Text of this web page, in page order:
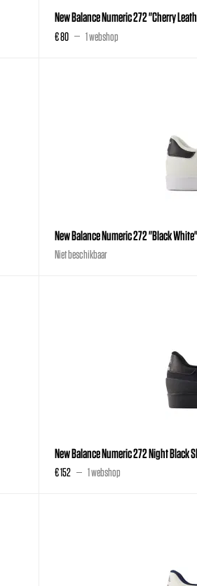
New Balance Numeric 272 "Cherry
€ 80 1 webshop
New Balance Numeric 272 "Black
Niet beschikbaar
New Balance Numeric 272 Night Black
€ 152 1 webshop